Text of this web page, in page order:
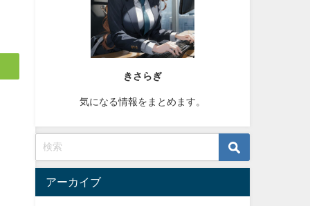
きさらぎ
気になる情報をまとめます。
アーカイブ